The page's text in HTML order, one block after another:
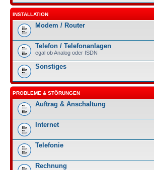
INSTALLATION
Modem / Router
Telefon / Telefonanlagen
egal ob Analog oder ISDN
Sonstiges
PROBLEME & STÖRUNGEN
Auftrag & Anschaltung
Internet
Telefonie
Rechnung